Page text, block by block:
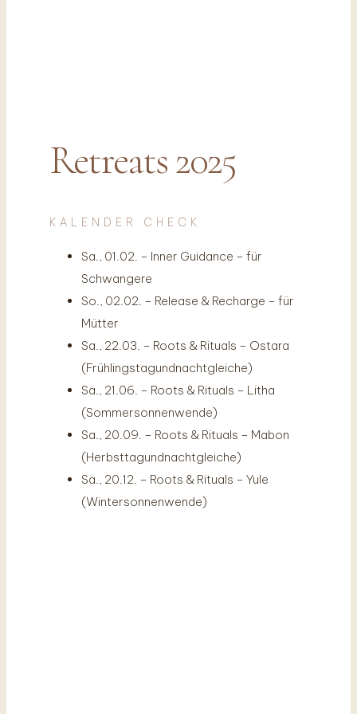
Retreats 2025
KALENDER CHECK
Sa., 01.02. – Inner Guidance – für
Schwangere
So., 02.02. – Release & Recharge – für
Mütter
Sa., 22.03. – Roots & Rituals – Ostara
(Frühlingstagundnachtgleiche)
Sa., 21.06. – Roots & Rituals – Litha
(Sommersonnenwende)
Sa., 20.09. – Roots & Rituals – Mabon
(Herbsttagundnachtgleiche)
Sa., 20.12. – Roots & Rituals – Yule
(Wintersonnenwende)